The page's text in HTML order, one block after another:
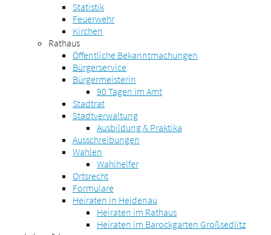
Statistik
Feuerwehr
Kirchen
Rathaus
Öffentliche Bekanntmachungen
Bürgerservice
Bürgermeisterin
90 Tagen im Amt
Stadtrat
Stadtverwaltung
Ausbildung & Praktika
Ausschreibungen
Wahlen
Wahlhelfer
Ortsrecht
Formulare
Heiraten in Heidenau
Heiraten im Rathaus
Heiraten im Barockgarten Großsedlitz